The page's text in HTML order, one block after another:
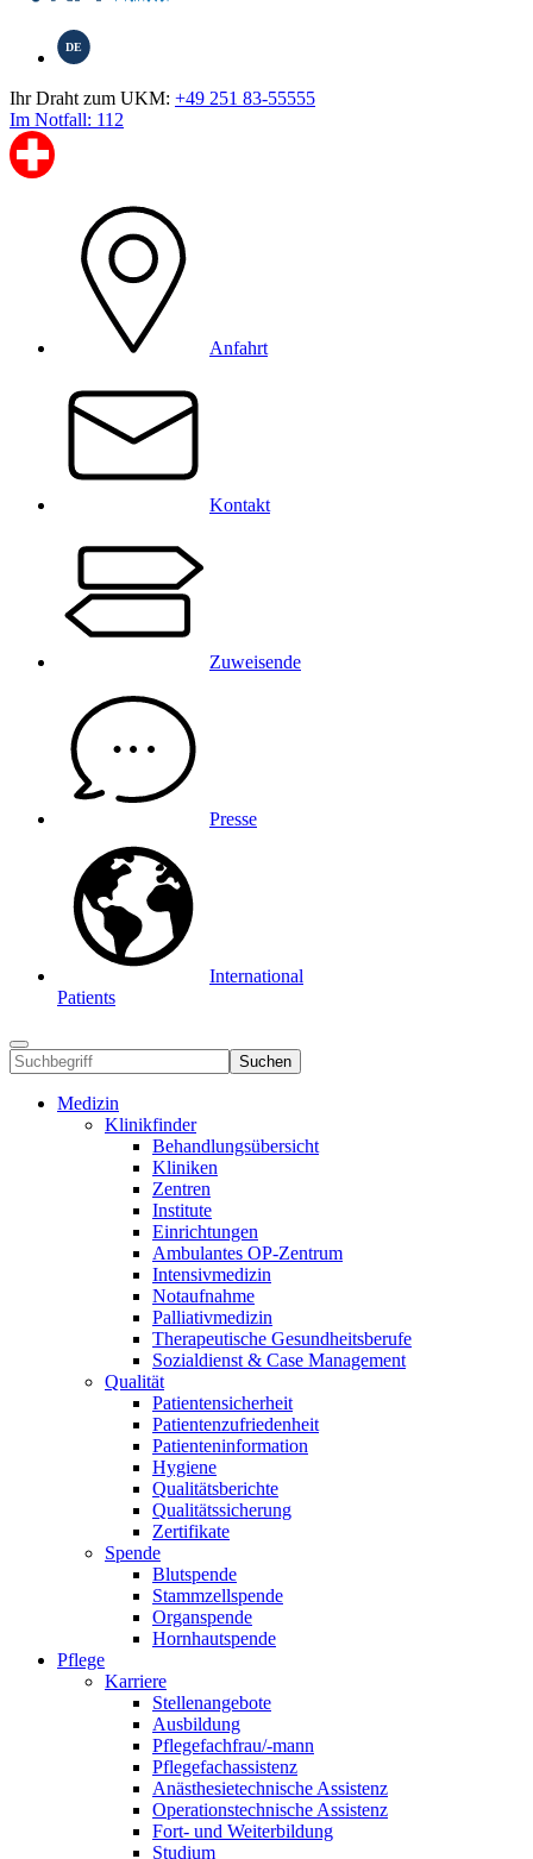
DE
Ihr Draht zum UKM: +49 251 83-55555
Im Notfall: 112
Anfahrt
Kontakt
Zuweisende
Presse
International
Patients
Suchen
Medizin
Klinikfinder
Behandlungsübersicht
Kliniken
Zentren
Institute
Einrichtungen
Ambulantes OP-Zentrum
Intensivmedizin
Notaufnahme
Palliativmedizin
Therapeutische Gesundheitsberufe
Sozialdienst & Case Management
Qualität
Patientensicherheit
Patientenzufriedenheit
Patienteninformation
Hygiene
Qualitätsberichte
Qualitätssicherung
Zertifikate
Spende
Blutspende
Stammzellspende
Organspende
Hornhautspende
Pflege
Karriere
Stellenangebote
Ausbildung
Pflegefachfrau/-mann
Pflegefachassistenz
Anästhesietechnische Assistenz
Operationstechnische Assistenz
Fort- und Weiterbildung
Studium